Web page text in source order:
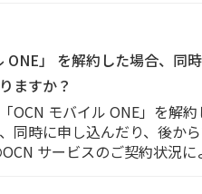
ONE」 を解約した場合、
ますか？
OCN モバイル ONE」を解
同時に申し込んだり、後か
サービスのご契約状況